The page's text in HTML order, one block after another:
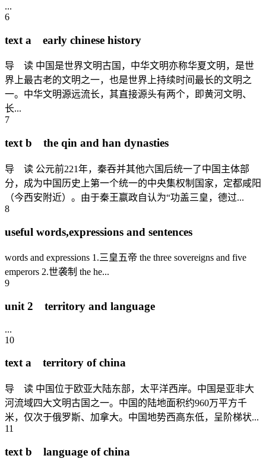
...
6
text a early chinese history
导 读 中国是世界文明古国，中华文明亦称华夏文明，是世
界上最古老的文明之一，也是世界上持续时间最长的文明之
一。中华文明源远流长，其直接源头有两个，即黄河文明、
长...
7
text b the qin and han dynasties
导 读 公元前221年，秦吞并其他六国后统一了中国主体部
分，成为中国历史上第一个统一的中央集权制国家，定都咸阳
（今西安附近）。由于秦王嬴政自认为“功盖三皇，德过...
8
useful words,expressions and sentences
words and expressions 1.三皇五帝 the three sovereigns and five
emperors 2.世袭制 the he...
9
unit 2 territory and language
...
10
text a territory of china
导 读 中国位于欧亚大陆东部，太平洋西岸。中国是亚非大
河流域四大文明古国之一。中国的陆地面积约960万平方千
米，仅次于俄罗斯、加拿大。中国地势西高东低，呈阶梯状...
11
text b language of china